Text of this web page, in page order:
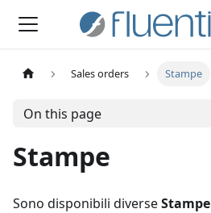
Sales orders Stampe
On this page
Stampe
Sono disponibili diverseStampe